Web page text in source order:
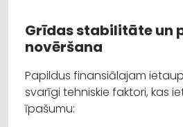
Grīdas stabilitāte un
novēršana
Papildus finansiālajam
svarīgi tehniskie faktori, kas
īpašumu: